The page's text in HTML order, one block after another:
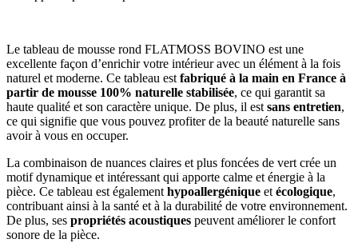
Le tableau de mousse rond FLATMOSS BOVINO est une
excellente façon d’enrichir votre intérieur avec un élément à la fois
naturel et moderne. Ce tableau est fabriqué à la main en France à
partir de mousse 100% naturelle stabilisée, ce qui garantit sa
haute qualité et son caractère unique. De plus, il est sans entretien,
ce qui signifie que vous pouvez profiter de la beauté naturelle sans
avoir à vous en occuper.
La combinaison de nuances claires et plus foncées de vert crée un
motif dynamique et intéressant qui apporte calme et énergie à la
pièce. Ce tableau est également hypoallergénique et écologique,
contribuant ainsi à la santé et à la durabilité de votre environnement.
De plus, ses propriétés acoustiques peuvent améliorer le confort
sonore de la pièce.